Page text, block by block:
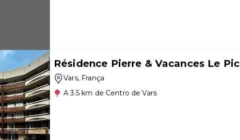
Résidence Pierre & Vacances Le
Vars, França
A 3.5 km de Centro de Vars